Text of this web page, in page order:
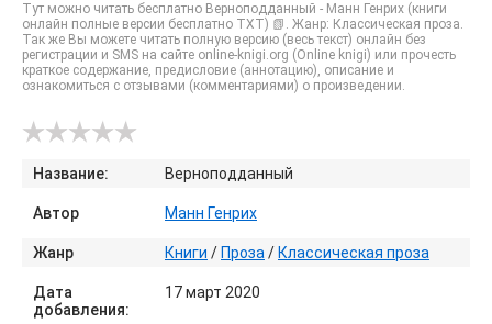
Тут можно читать бесплатно Верноподданный - Манн Генрих (книги
онлайн полные версии бесплатно TXT) 📗. Жанр: Классическая проза.
Так же Вы можете читать полную версию (весь текст) онлайн без
регистрации и SMS на сайте online-knigi.org (Online knigi) или прочесть
краткое содержание, предисловие (аннотацию), описание и
ознакомиться с отзывами (комментариями) о произведении.
Название: Верноподданный
Автор Манн Генрих
Жанр Книги / Проза / Классическая проза
Дата
добавления:
17 март 2020